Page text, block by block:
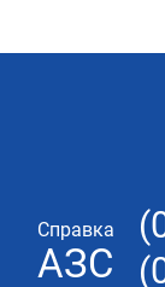
Справка
АЗС